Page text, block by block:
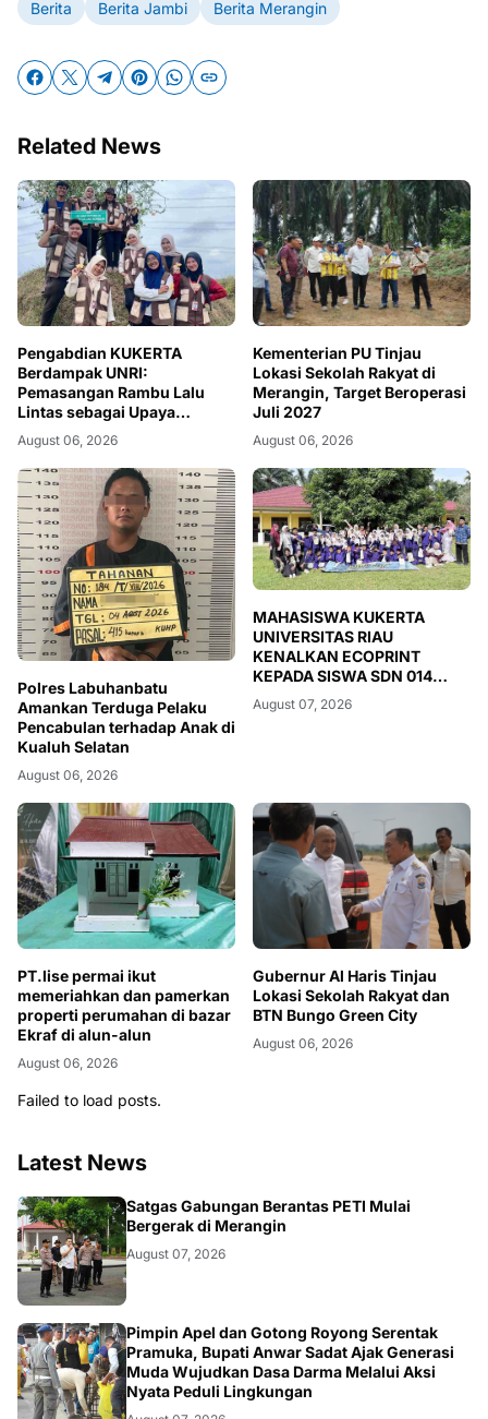
Berita Berita Jambi Berita Merangin
Related News
Pengabdian KUKERTA
Berdampak UNRI:
Pemasangan Rambu Lalu
Lintas sebagai Upaya
Meningkatkan Keselamatan
Berkendara di Desa Kiab
Jaya, Kabupaten Pelalawan
August 06, 2026
Kementerian PU Tinjau
Lokasi Sekolah Rakyat di
Merangin, Target Beroperasi
Juli 2027
August 06, 2026
Polres Labuhanbatu
Amankan Terduga Pelaku
Pencabulan terhadap Anak di
Kualuh Selatan
August 06, 2026
MAHASISWA KUKERTA
UNIVERSITAS RIAU
KENALKAN ECOPRINT
KEPADA SISWA SDN 014
DESA PULAU RENGAS
August 07, 2026
PT.lise permai ikut
memeriahkan dan pamerkan
properti perumahan di bazar
Ekraf di alun-alun
August 06, 2026
Gubernur Al Haris Tinjau
Lokasi Sekolah Rakyat dan
BTN Bungo Green City
August 06, 2026
Failed to load posts.
Latest News
BANGKO
Satgas Gabungan Berantas PETI Mulai
Bergerak di Merangin
August 07, 2026
BERITA
Pimpin Apel dan Gotong Royong Serentak
Pramuka, Bupati Anwar Sadat Ajak Generasi
Muda Wujudkan Dasa Darma Melalui Aksi
Nyata Peduli Lingkungan